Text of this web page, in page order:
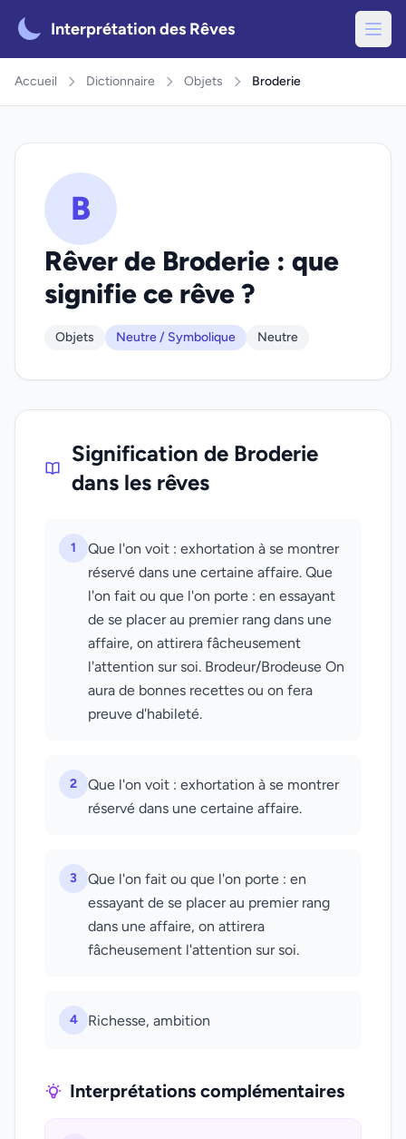
Interprétation des Rêves
Accueil Dictionnaire Objets Broderie
B
Rêver de Broderie : que
signifie ce rêve ?
Objets Neutre / Symbolique Neutre
Signification de Broderie
dans les rêves
1
Que l'on voit : exhortation à se montrer
réservé dans une certaine affaire. Que
l'on fait ou que l'on porte : en essayant
de se placer au premier rang dans une
affaire, on attirera fâcheusement
l'attention sur soi. Brodeur/Brodeuse On
aura de bonnes recettes ou on fera
preuve d'habileté.
2
Que l'on voit : exhortation à se montrer
réservé dans une certaine affaire.
3
Que l'on fait ou que l'on porte : en
essayant de se placer au premier rang
dans une affaire, on attirera
fâcheusement l'attention sur soi.
4 Richesse, ambition
Interprétations complémentaires